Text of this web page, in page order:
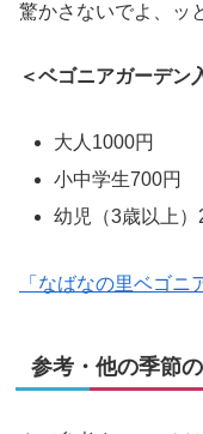
驚かさないでよ、ッ
＜ベゴニアガーデン
大人1000円
小中学生700円
幼児（3歳以上）
「なばなの里ベゴニ
参考・他の季節